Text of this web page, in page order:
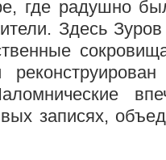
где радушно
Здесь
записях,